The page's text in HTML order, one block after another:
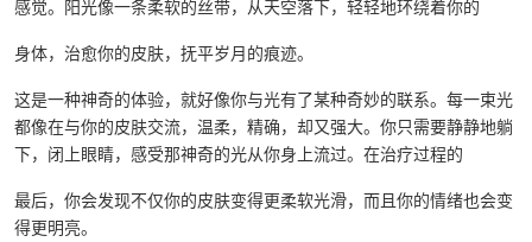
感觉。阳光像一条柔软的丝带，从天空落下，轻轻地环绕着你的
身体，治愈你的皮肤，抚平岁月的痕迹。
这是一种神奇的体验，就好像你与光有了某种奇妙的联系。每一束光
都像在与你的皮肤交流，温柔，精确，却又强大。你只需要静静地躺
下，闭上眼睛，感受那神奇的光从你身上流过。在治疗过程的
最后，你会发现不仅你的皮肤变得更柔软光滑，而且你的情绪也会变
得更明亮。